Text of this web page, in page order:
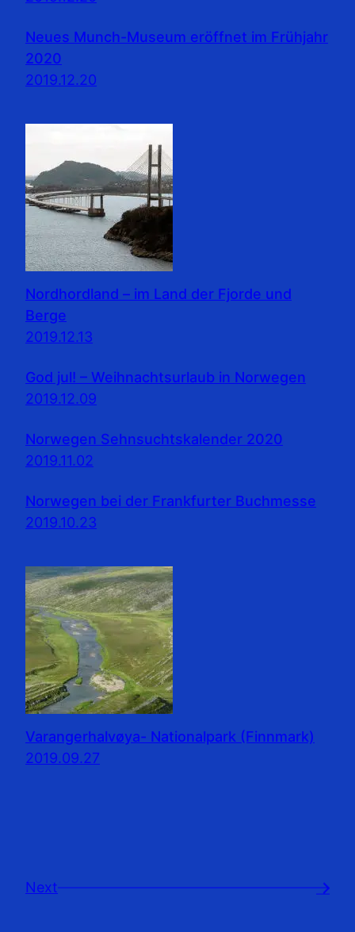
Neues Munch-Museum eröffnet im Frühjahr
2020
2019.12.20
Nordhordland – im Land der Fjorde und
Berge
2019.12.13
God jul! – Weihnachtsurlaub in Norwegen
2019.12.09
Norwegen Sehnsuchtskalender 2020
2019.11.02
Norwegen bei der Frankfurter Buchmesse
2019.10.23
Varangerhalvøya- Nationalpark (Finnmark)
2019.09.27
Next →